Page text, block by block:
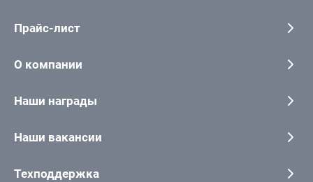
Прайс-лист
О компании
Наши награды
Наши вакансии
Техподдержка